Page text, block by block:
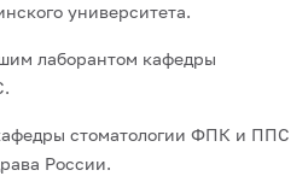
университета.
лаборантом кафедры
стоматологии ФПК и ППС
России.